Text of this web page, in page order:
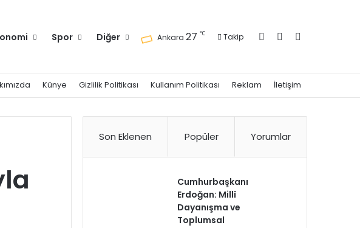
Spor Diğer Ankara 27 ℃ Takip Kayıt OlKenar Bölmesi
Künye Gizlilik Politikası Kullanım Politikası Reklam İletişim
Son Eklenen Popüler Yorumlar
Cumhurbaşkanı
Erdoğan: Millî
Dayanışma ve
Toplumsal